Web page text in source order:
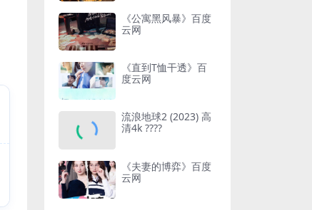
《公寓黑风暴》百度
云网
《直到T恤干透》百
度云网
流浪地球2 (2023) 高
清4k ????
《夫妻的博弈》百度
云网